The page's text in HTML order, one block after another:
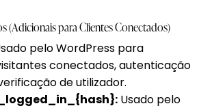
(Adicionais para Clientes Conectados)
pelo WordPress para
conectados, autenticação
de utilizador.
Usado pelo